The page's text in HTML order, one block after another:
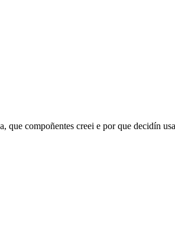
compoñentes creei e por que decidín